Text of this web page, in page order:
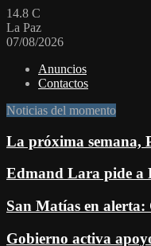
14.8 C
La Paz
07/08/2026
Anuncios
Contactos
Noticias del momento
La próxima semana,
Edmand Lara pide
San Matías en
Gobierno activa